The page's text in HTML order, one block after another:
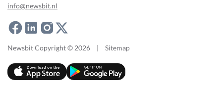
info@newsbit.nl
Newsbit Copyright © 2026 | Sitemap